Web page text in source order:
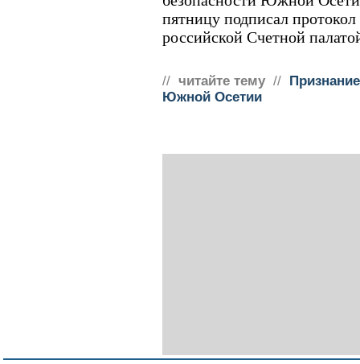
пятницу подписал протокол
российской Счетной
// читайте тему //
Южной Осетии